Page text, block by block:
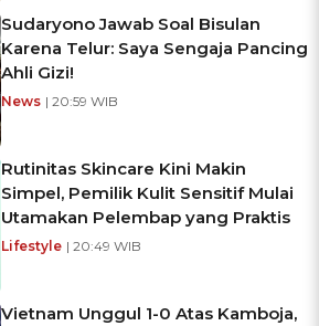
Sudaryono Jawab Soal Bisulan
Karena Telur: Saya Sengaja Pancing
Ahli Gizi!
News | 20:59 WIB
Rutinitas Skincare Kini Makin
Simpel, Pemilik Kulit Sensitif Mulai
Utamakan Pelembap yang Praktis
Lifestyle | 20:49 WIB
Vietnam Unggul 1-0 Atas Kamboja,